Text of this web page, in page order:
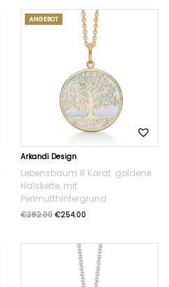
ANGEBOT
Arkandi Design
Lebensbaum 8 Karat. goldene
Halskette, mit
Perlmutthintergrund
€282.00 €254.00